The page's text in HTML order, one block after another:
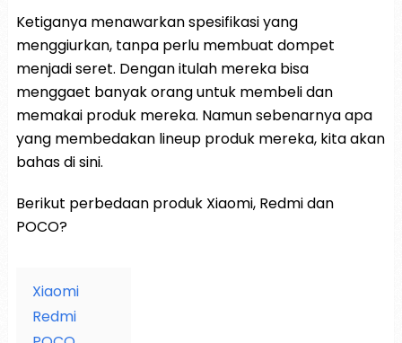
Ketiganya menawarkan spesifikasi yang
menggiurkan, tanpa perlu membuat dompet
menjadi seret. Dengan itulah mereka bisa
menggaet banyak orang untuk membeli dan
memakai produk mereka. Namun sebenarnya apa
yang membedakan lineup produk mereka, kita akan
bahas di sini.
Berikut perbedaan produk Xiaomi, Redmi dan
POCO?
Xiaomi
Redmi